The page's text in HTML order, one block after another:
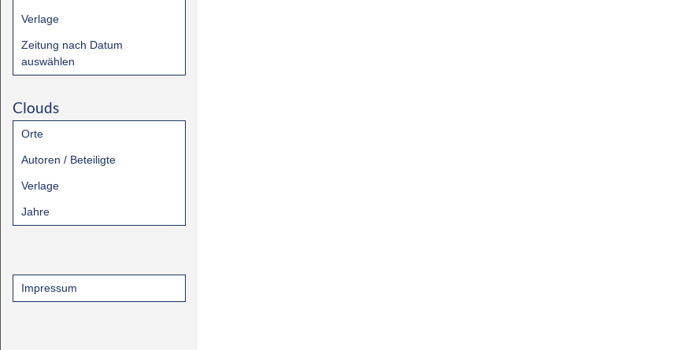
Verlage
Zeitung nach Datum
auswählen
Clouds
Orte
Autoren / Beteiligte
Verlage
Jahre
Impressum